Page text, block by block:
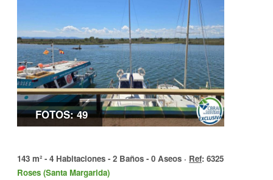
FOTOS: 49
143 m² - 4 Habitaciones - 2 Baños - 0 Aseos · Ref: 6325
Roses (Santa Margarida)